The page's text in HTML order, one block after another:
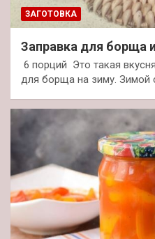
ЗАГОТОВКА
Заправка для борща
6 порций Это такая
для борща на зиму. Зимой